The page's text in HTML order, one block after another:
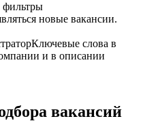
фильтры
новые вакансии.
Ключевые слова в
и в описании
вакансий